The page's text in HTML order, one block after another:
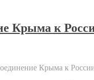
Крыма к
Крыма к